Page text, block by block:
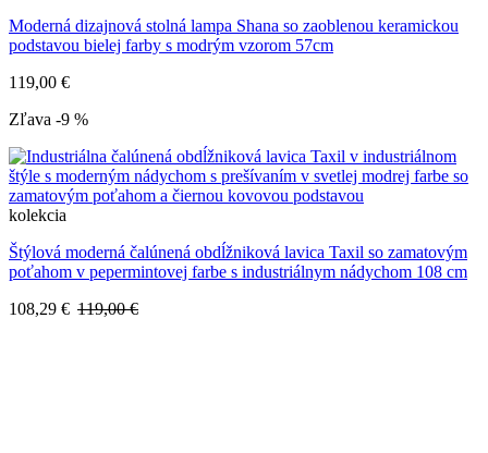
Moderná dizajnová stolná lampa Shana so zaoblenou keramickou
podstavou bielej farby s modrým vzorom 57cm
119,00 €
Zľava -9 %
kolekcia
Štýlová moderná čalúnená obdĺžniková lavica Taxil so zamatovým
poťahom v pepermintovej farbe s industriálnym nádychom 108 cm
108,29 € 119,00 €